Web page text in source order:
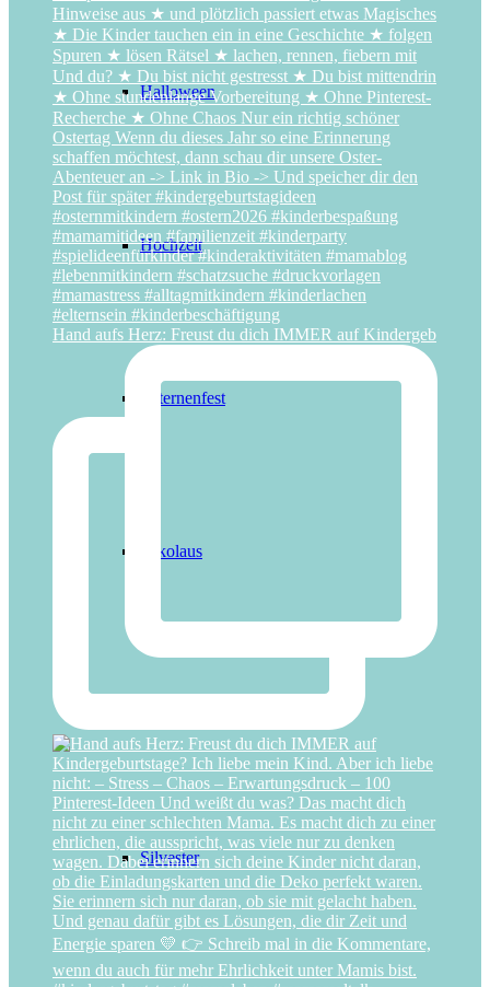
Halloween
Hochzeit
Laternenfest
Nikolaus
Silvester
Hand aufs Herz: Freust du dich IMMER auf Kindergeb